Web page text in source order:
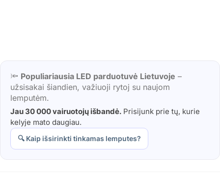
🔦 Populiariausia LED parduotuvė Lietuvoje –
užsisakai šiandien, važiuoji rytoj su naujom
lemputėm.
Jau 30 000 vairuotojų išbandė. Prisijunk prie tų, kurie
kelyje mato daugiau.
🔍 Kaip išsirinkti tinkamas lemputes?